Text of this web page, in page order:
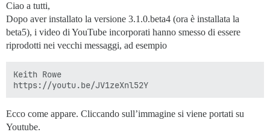
Ciao a tutti,
Dopo aver installato la versione 3.1.0.beta4 (ora è installata la
beta5), i video di YouTube incorporati hanno smesso di essere
riprodotti nei vecchi messaggi, ad esempio
Keith Rowe
Ecco come appare. Cliccando sull’immagine si viene portati su
Youtube.